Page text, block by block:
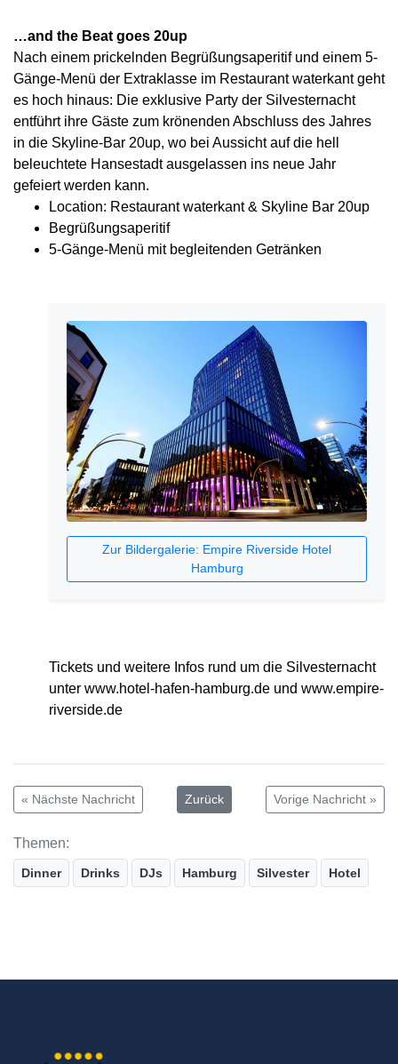
…and the Beat goes 20up
Nach einem prickelnden Begrüßungsaperitif und einem 5-
Gänge-Menü der Extraklasse im Restaurant waterkant geht
es hoch hinaus: Die exklusive Party der Silvesternacht
entführt ihre Gäste zum krönenden Abschluss des Jahres
in die Skyline-Bar 20up, wo bei Aussicht auf die hell
beleuchtete Hansestadt ausgelassen ins neue Jahr
gefeiert werden kann.
Location: Restaurant waterkant & Skyline Bar 20up
Begrüßungsaperitif
5-Gänge-Menü mit begleitenden Getränken
Zur Bildergalerie: Empire Riverside Hotel
Hamburg
Tickets und weitere Infos rund um die Silvesternacht
unter www.hotel-hafen-hamburg.de und www.empire-
riverside.de
« Nächste Nachricht Zurück Vorige Nachricht »
Themen:
Dinner Drinks DJs Hamburg Silvester Hotel